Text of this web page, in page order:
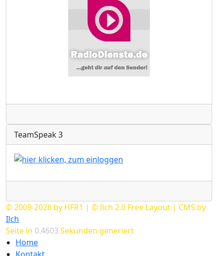
TeamSpeak 3
© 2009-2026 by HFR1 | © Ilch 2.0 Free Layout | CMS by
Ilch
Seite in 0.4603 Sekunden generiert
Home